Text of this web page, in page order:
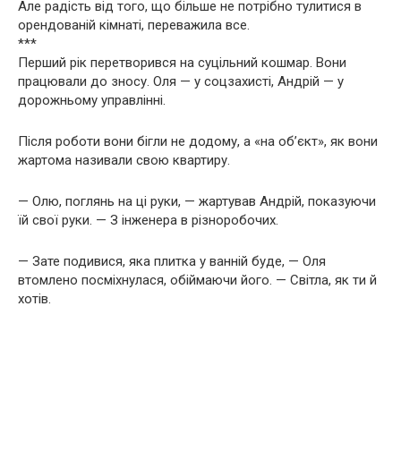
Але радість від того, що більше не потрібно тулитися в
орендованій кімнаті, переважила все.
***
Перший рік перетворився на суцільний кошмар. Вони
працювали до зносу. Оля — у соцзахисті, Андрій — у
дорожньому управлінні.
Після роботи вони бігли не додому, а «на об’єкт», як вони
жартома називали свою квартиру.
— Олю, поглянь на ці руки, — жартував Андрій, показуючи
їй свої руки. — З інженера в різноробочих.
— Зате подивися, яка плитка у ванній буде, — Оля
втомлено посміхнулася, обіймаючи його. — Світла, як ти й
хотів.